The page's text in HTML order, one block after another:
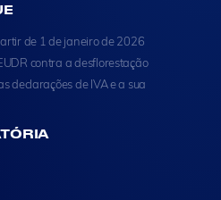
de 1 de janeiro de 2026
contra a desflorestação
declarações de IVA e a sua